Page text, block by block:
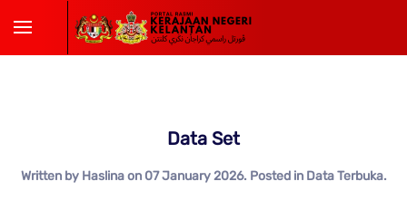
Skip to main content
Data Set
Written by Haslina on 07 January 2026. Posted in Data Terbuka.